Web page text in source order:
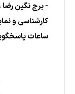
- برج نگین رضا ، طبقه 16
کارشناسی و
ساعات پاسخگویی : 9:30